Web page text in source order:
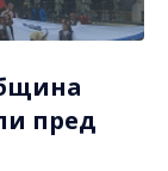
пред